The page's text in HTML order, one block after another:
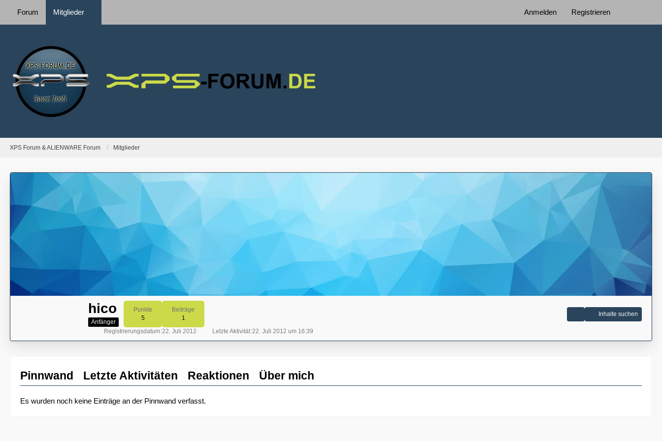
Forum Mitglieder Anmelden Registrieren
XPS Forum & ALIENWARE Forum Mitglieder
hico
Anfänger
Punkte
5
Beiträge
1
Inhalte suchen
Registrierungsdatum 22. Juli 2012 Letzte Aktivität 22. Juli 2012 um 16:39
Pinnwand Letzte Aktivitäten Reaktionen Über mich
Es wurden noch keine Einträge an der Pinnwand verfasst.